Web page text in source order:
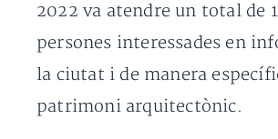
2022 va atendre un total de
persones interessades en
la ciutat i de manera
patrimoni arquitectònic.